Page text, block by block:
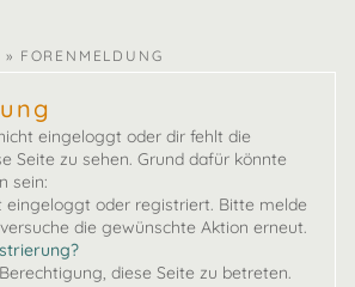
» FORENMELDUNG
eingeloggt oder dir fehlt die
Seite zu sehen. Grund dafür könnte
sein:
eingeloggt oder registriert. Bitte melde
die gewünschte Aktion erneut.
diese Seite zu betreten.